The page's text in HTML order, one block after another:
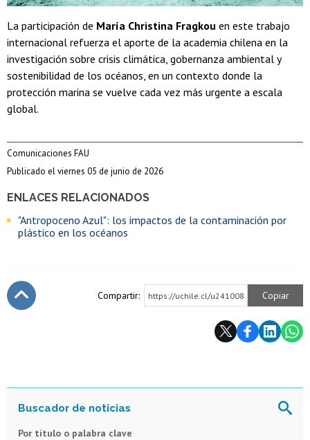
ENLACES RELACIONADOS
"Antropoceno Azul": los impactos de la contaminación por
plástico en los océanos
La participación de María Christina Fragkou en este trabajo
internacional refuerza el aporte de la academia chilena en la
investigación sobre crisis climática, gobernanza ambiental y
sostenibilidad de los océanos, en un contexto donde la
protección marina se vuelve cada vez más urgente a escala
global.
Comunicaciones FAU
Publicado el viernes 05 de junio de 2026
Compartir: https://uchile.cl/u241008 Copiar
Por título o palabra clave